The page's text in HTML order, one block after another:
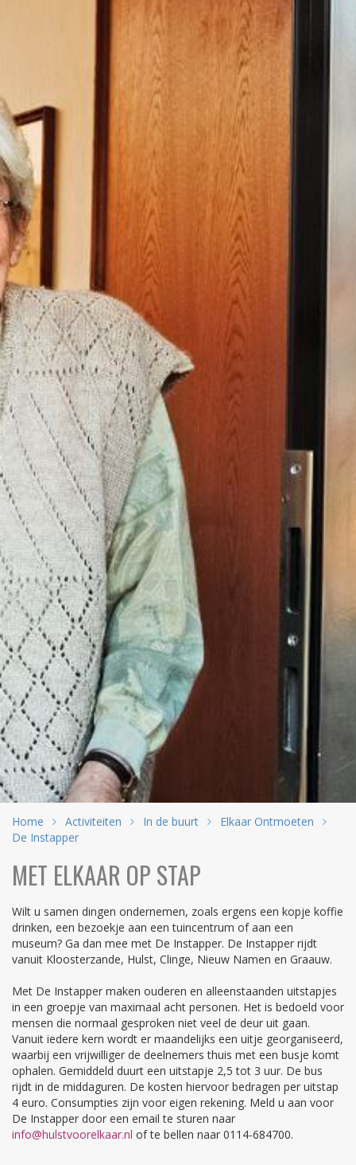
Home Activiteiten In de buurt
Elkaar Ontmoeten
De Instapper
MET ELKAAR OP STAP
Wilt u samen dingen ondernemen, zoals ergens een kopje koffie
drinken, een bezoekje aan een tuincentrum of aan een
museum? Ga dan mee met De Instapper. De Instapper rijdt
vanuit Kloosterzande, Hulst, Clinge, Nieuw Namen en Graauw.
Met De Instapper maken ouderen en alleenstaanden uitstapjes
in een groepje van maximaal acht personen. Het is bedoeld voor
mensen die normaal gesproken niet veel de deur uit gaan.
Vanuit iedere kern wordt er maandelijks een uitje georganiseerd,
waarbij een vrijwilliger de deelnemers thuis met een busje komt
ophalen. Gemiddeld duurt een uitstapje 2,5 tot 3 uur. De bus
rijdt in de middaguren. De kosten hiervoor bedragen per uitstap
4 euro. Consumpties zijn voor eigen rekening. Meld u aan voor
De Instapper door een email te sturen naar
info@hulstvoorelkaar.nl of te bellen naar 0114-684700.